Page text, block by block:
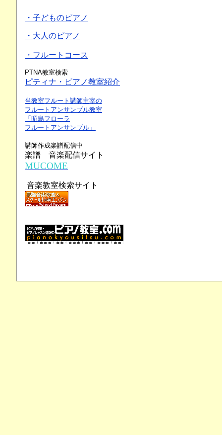
・子どものピアノ
・大人のピアノ
・フルートコース
PTNA教室検索
ピティナ・ピアノ教室紹介
当教室フルート講師主宰の
フルートアンサンブル教室
「昭島フローラ
フルートアンサンブル」
講師作成楽譜配信中
楽譜 音楽配信サイト
MUCOME
音楽教室検索サイト